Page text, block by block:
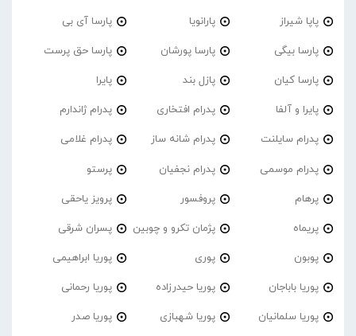
پاپا شیراز پارانویا پارسا آی بی
پارسا بیگی پارسا پورشان پارسا حق پرست
پارسا کیان پازل بند پایرا
پایرا و آلفا پدرام افتخاری پدرام ژاندارم
پدرام‌ سایلنت پدرام شانه ساز پدرام غلامی
پدرام موسمی پدرام نجفیان پرستو
پرهام پروفسور پرویز یاحقی
پریماه پژمان تکرو و چوبین پسران شرقی
پوبون پوری پوریا ابراهیمی
پوریا باباجان پوریا حیدرزاده پوریا رحمانی
پوریا سلمانیان پوریا شهبازی پوریا صدر